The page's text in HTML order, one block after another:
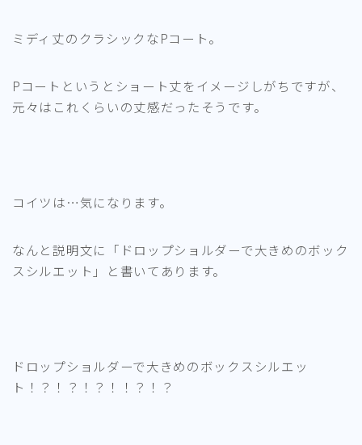
ミディ丈のクラシックなPコート。
Pコートというとショート丈をイメージしがちですが、
元々はこれくらいの丈感だったそうです。
コイツは…気になります。
なんと説明文に「ドロップショルダーで大きめのボック
スシルエット」と書いてあります。
ドロップショルダーで大きめのボックスシルエッ
ト！？！？！？！！？！？